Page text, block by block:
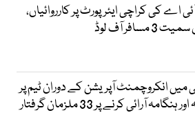
اے کی کراچی ایئرپورٹ پر کارروائیاں،
3 مسافر آف لوڈ
میں انکروچمنٹ آپریشن کے دوران ٹیم پر
آرائی کرنے پر 33 ملزمان گرفتار